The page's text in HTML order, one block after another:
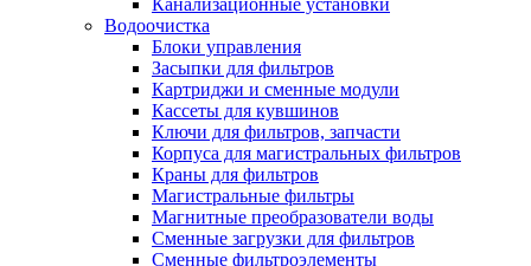
Полезные статьи
Водоочистка
Блоки управления
Засыпки для фильтров
Картриджи и сменные модули
Кассеты для кувшинов
Ключи для фильтров, запчасти
Корпуса для магистральных фильтров
Краны для фильтров
Магистральные фильтры
Магнитные преобразователи воды
Сменные загрузки для фильтров
Сменные фильтроэлементы